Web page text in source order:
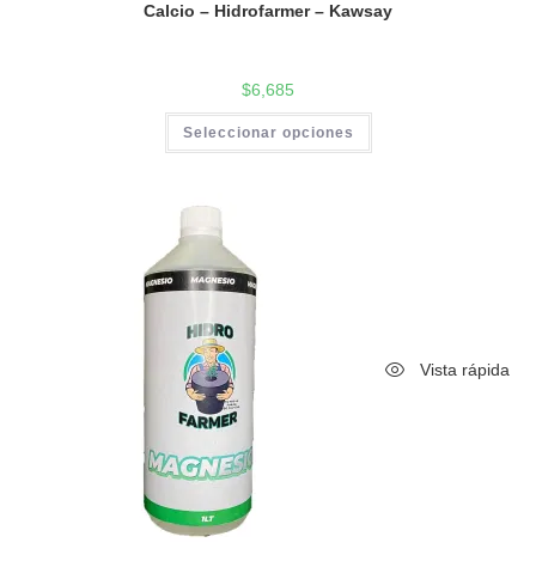
Calcio – Hidrofarmer – Kawsay
$6,685
Seleccionar opciones
Vista rápida